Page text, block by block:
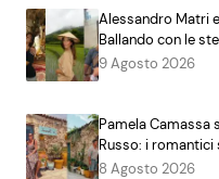
Alessandro Matri
Ballando con le
9 Agosto 2026
Pamela Camassa
Russo: i romantici
8 Agosto 2026